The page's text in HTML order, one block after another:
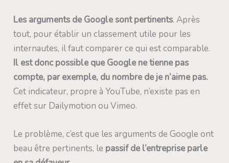
Les arguments de Google sont pertinents. Après
tout, pour établir un classement utile pour les
internautes, il faut comparer ce qui est comparable.
Il est donc possible que Google ne tienne pas
compte, par exemple, du nombre de je n’aime pas.
Cet indicateur, propre à YouTube, n’existe pas en
effet sur Dailymotion ou Vimeo.
Le problème, c’est que les arguments de Google ont
beau être pertinents, le passif de l’entreprise parle